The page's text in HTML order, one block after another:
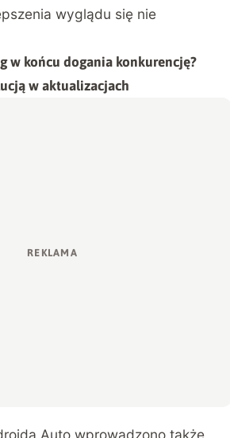
wyglądu się nie
w końcu dogania konkurencję?
w aktualizacjach
Auto wprowadzono także